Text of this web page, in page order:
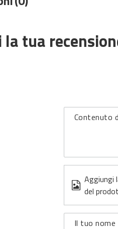
la tua
Contenuto
del
Il tuo nome